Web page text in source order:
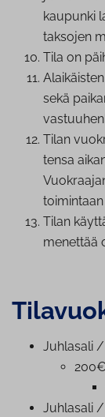
kaupunki
taksojen
Tila on
sekä
Tilan
ten­sa
Tilan
menettää
Juhlasali /
Juhlasali /